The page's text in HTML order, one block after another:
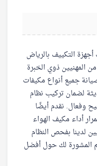
التكييف بالرياض
المهنيين ذوي الخبرة
جميع أنواع مكيفات
لضمان تركيب نظام
وفعال. نقدم أيضًا
أداء مكيف الهواء
لدينا بفحص النظام
المشورة لك حول أفضل